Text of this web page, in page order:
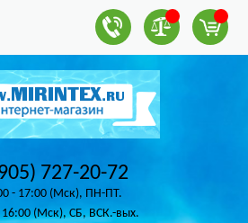
727-20-72
- 17:00 (Мск), ПН-ПТ.
16:00 (Мск), СБ, ВСК.-вых.